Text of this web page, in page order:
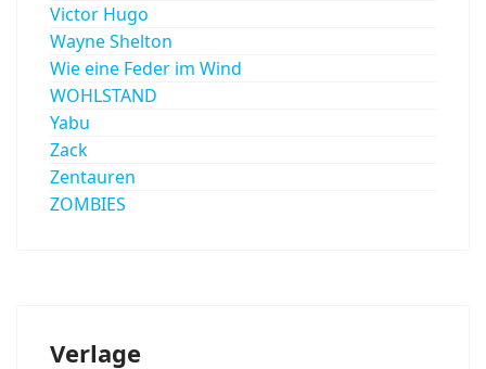
Victor Hugo
Wayne Shelton
Wie eine Feder im Wind
WOHLSTAND
Yabu
Zack
Zentauren
ZOMBIES
Verlage